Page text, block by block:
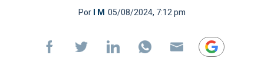
PorI M 05/08/2024, 7:12 pm